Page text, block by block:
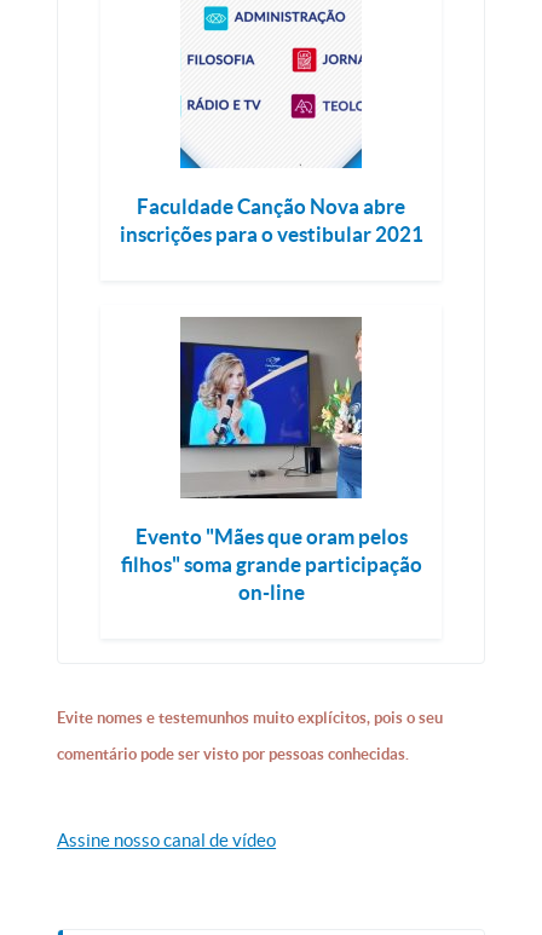
Faculdade Canção Nova abre
inscrições para o vestibular 2021
Evento "Mães que oram pelos
filhos" soma grande participação
on-line
Evite nomes e testemunhos muito explícitos, pois o seu
comentário pode ser visto por pessoas conhecidas.
Assine nosso canal de vídeo